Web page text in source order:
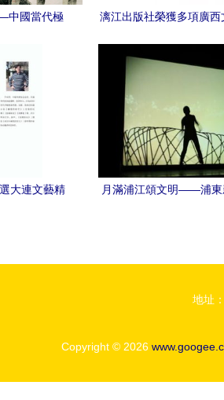
中國當代極
漓江出版社榮獲多項廣
大連文藝精
月滿浦江頌文明——浦東
地址
Copyright © 2026